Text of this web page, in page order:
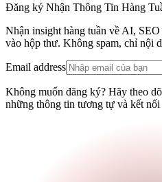
Đăng ký Nhận Thông Tin Hàng
Nhận insight hàng tuần về AI,
vào hộp thư. Không spam, chỉ nội
Email address
Không muốn đăng ký? Hãy theo
những thông tin tương tự và kết nối